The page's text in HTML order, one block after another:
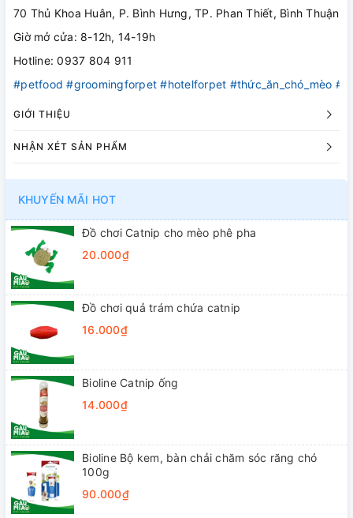
70 Thủ Khoa Huân, P. Bình Hưng, TP. Phan Thiết, Bình Thuận
Giờ mở cửa: 8-12h, 14-19h
Hotline: 0937 804 911
#petfood #groomingforpet #hotelforpet #thức_ăn_chó_mèo
GIỚI THIỆU
NHẬN XÉT SẢN PHẨM
KHUYẾN MÃI HOT
Đồ chơi Catnip cho mèo phê pha
20.000₫
Đồ chơi quả trám chứa catnip
16.000₫
Bioline Catnip ống
14.000₫
Bioline Bộ kem, bàn chải chăm sóc răng chó
100g
90.000₫